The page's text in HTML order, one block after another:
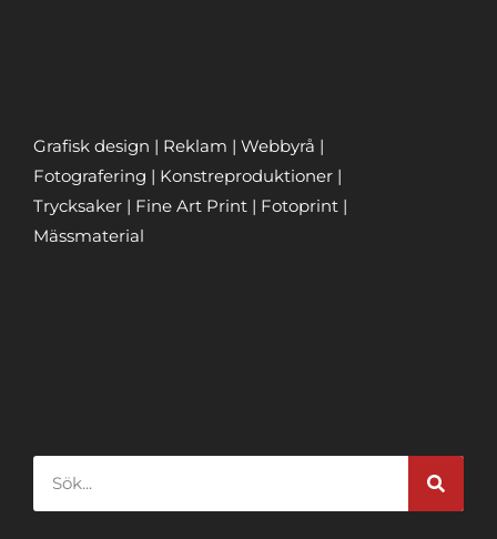
Grafisk design | Reklam | Webbyrå |
Fotografering | Konstreproduktioner |
Trycksaker | Fine Art Print | Fotoprint |
Mässmaterial